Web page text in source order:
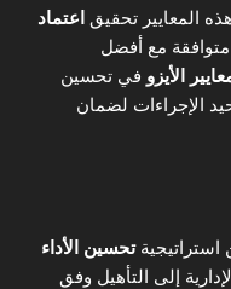
المعايير تحقيق اعتماد
مع أفضل
الأيزو في تحسين
الإجراءات لضمان
استراتيجيةتحسين الأداء
إلى التأهيل وفق